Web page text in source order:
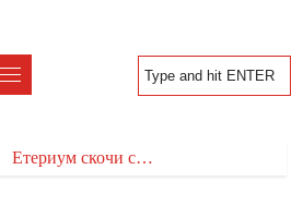
Етериум скочи с…